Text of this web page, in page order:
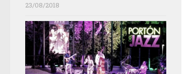
23/08/2018